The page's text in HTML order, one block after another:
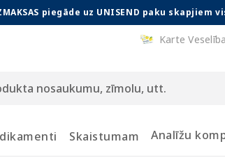
piegāde uz UNISEND paku skapjiem
Karte Veselība
Skaistumam Analīžu